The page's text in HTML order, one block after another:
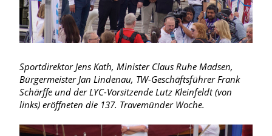
Sportdirektor Jens Kath, Minister Claus Ruhe Madsen,
Bürgermeister Jan Lindenau, TW-Geschäftsführer Frank
Schärffe und der LYC-Vorsitzende Lutz Kleinfeldt (von
links) eröffneten die 137. Travemünder Woche.